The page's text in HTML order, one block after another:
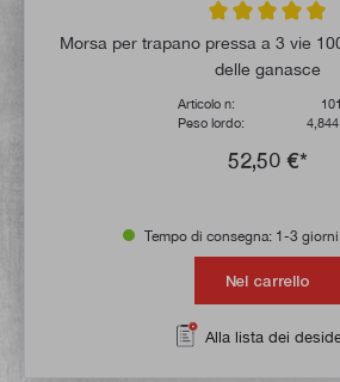
Valutazione
Morsa per trapano pressa a 3 vie
delle ganasce
Articolo n:
Peso lordo:
52,50 €*
Tempo di consegna: 1-3
Nel carrello
Alla lista dei